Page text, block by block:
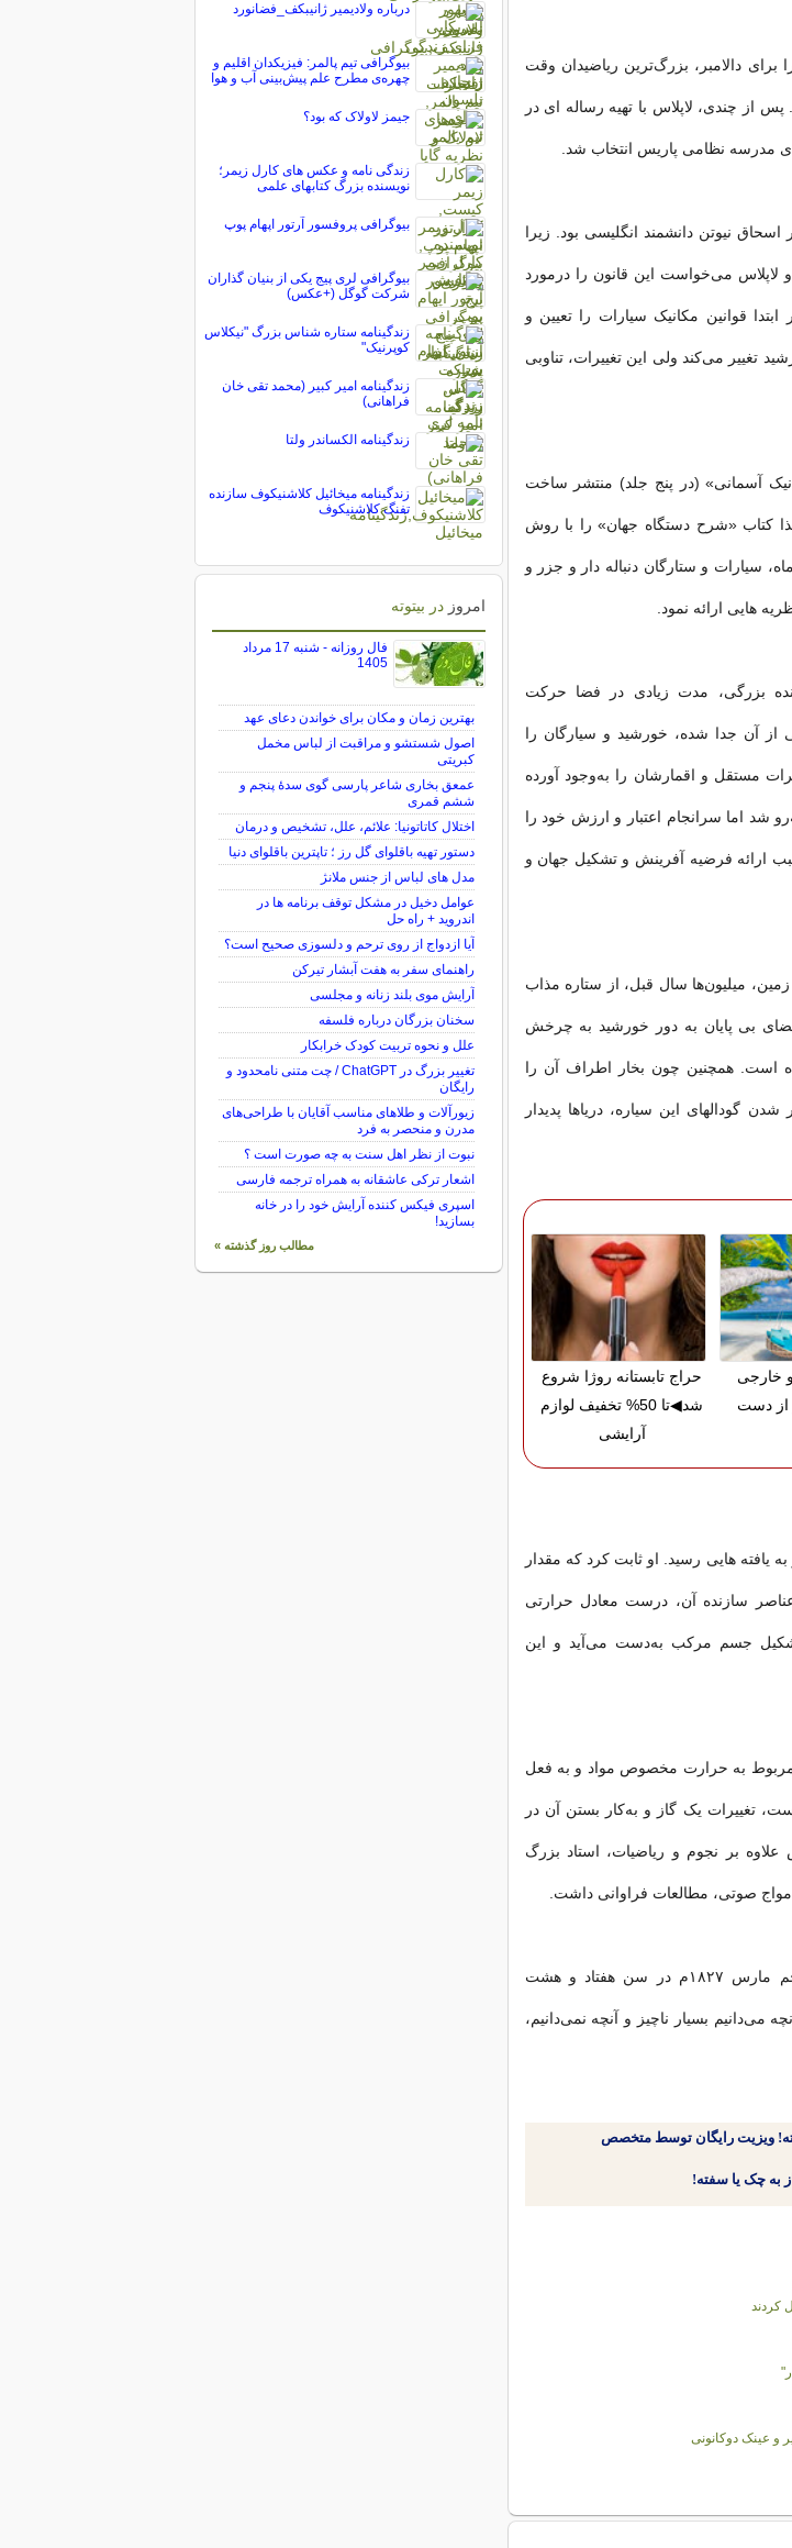
برای دالامبر، بزرگ‏‌ترین ریاضی‏دان وقت
از چندی، لاپلاس با تهیه رساله‏ ای در
مدرسه نظامی پاریس انتخاب شد.
اسحاق نیوتن دانشمند انگلیسی بود. زیرا
لاپلاس می‌‏خواست این قانون را درمورد
قوانین مکانیک سیارات را تعیین و
تغییر می‌‏کند ولی این تغییرات، تناوبی
آسمانی» (در پنج جلد) منتشر ساخت
کتاب «شرح دستگاه جهان» را با روش
سیارات و ستارگان دنباله‏ دار و جزر و
هایى ارائه نمود.
بزرگی، مدت زیادی در فضا حرکت
از آن جدا شده، خورشید و سیارگان را
مستقل و اقمارشان را به‌وجود آورده
شد اما سرانجام اعتبار و ارزش خود را
ارائه فرضیه آفرینش و تشکیل جهان و
میلیون‏‌ها سال قبل، از ستاره مذاب
بی‏ پایان به دور خورشید به چرخش
هم‏چنین چون بخار اطراف آن را
گودال‏های این سیاره، دریا‌ها پدیدار
خارجی
از دست
حراج تابستانه روژا شروع
شد◀تا 50% تخفیف لوازم
آرایشی
یافته‏ هایى رسید. او ثابت کرد که مقدار
سازنده آن، درست معادل حرارتی
جسم مرکب به‌دست می‌‏آید و این
مربوط به حرارت مخصوص مواد و به فعل
تغییرات یک گاز و به‌کار بستن آن در
بر نجوم و ریاضیات، استاد بزرگ
امواج صوتی، مطالعات فراوانی داشت.
پیر سیمون مارکویس لاپلاس، سرانجام در پنجم مارس ۱۸۲۷م در سن هفتاد و هشت
بسیار ناچیز و آنچه نمی‌‏دانیم،
ویزیت رایگان توسط متخصص
کردند
و عینک‌ دوکانونی
درباره ولادیمیر ژانیبکف_فضانورد
بیوگرافی تیم پالمر: فیزیکدان اقلیم و
چهره‌ی مطرح علم پیش‌بینی آب و هوا
جیمز لاولاک که بود؟
زندگی نامه و عکس های کارل زیمر؛
نویسنده بزرگ کتابهای علمی
بیوگرافی پروفسور آرتور اپهام پوپ
بیوگرافی لری پیج یکی از بنیان گذاران
شرکت گوگل (+عکس)
زندگینامه ستاره شناس بزرگ "نیکلاس
کوپرنیک"
زندگینامه امیر کبیر (محمد تقی خان
فراهانی)
زندگینامه الکساندر ولتا
زندگینامه میخائیل کلاشنیکوف سازنده
تفنگ کلاشنیکوف
امروز در بیتوته
فال روزانه - شنبه 17 مرداد
1405
بهترین زمان و مکان برای خواندن دعای عهد
اصول شستشو و مراقبت از لباس مخمل
کبریتی
عمعق بخاری شاعر پارسی گوی سدهٔ پنجم و
ششم قمری
اختلال کاتاتونیا: علائم، علل، تشخیص و درمان
دستور تهیه باقلوای گل رز ؛ تاپترین باقلوای دنیا
مدل های لباس از جنس ملانژ
عوامل دخیل در مشکل توقف برنامه ها در
اندروید + راه حل
آیا ازدواج از روی ترحم و دلسوزی صحیح است؟
راهنمای سفر به هفت آبشار تیرکن
آرایش موی بلند زنانه و مجلسی
سخنان بزرگان درباره فلسفه
علل و نحوه تربیت کودک خرابکار
تغییر بزرگ در ChatGPT / چت متنی نامحدود و
رایگان
زیورآلات و طلاهای مناسب آقایان با طراحی‌های
مدرن و منحصر به فرد
نبوت از نظر اهل سنت به چه صورت است ؟
اشعار ترکی عاشقانه به همراه ترجمه فارسی
اسپری فیکس کننده آرایش خود را در خانه
بسازید!
مطالب روز گذشته »